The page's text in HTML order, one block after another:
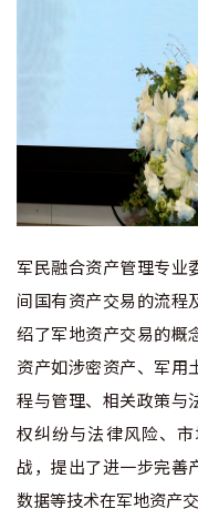
军民融合资产管理专业
间国有资产交易的流程
绍了军地资产交易的概
资产如涉密资产、军用
程与管理、相关政策与
权纠纷与法律风险、
战，提出了进一步完善
数据等技术在军地资产